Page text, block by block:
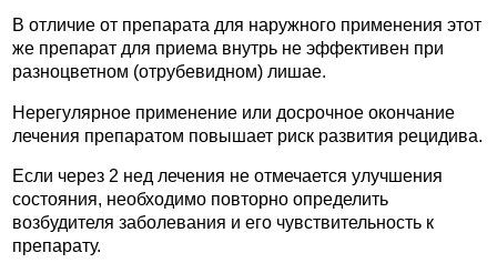
В отличие от препарата для наружного применения этот
же препарат для приема внутрь не эффективен при
разноцветном (отрубевидном) лишае.
Нерегулярное применение или досрочное окончание
лечения препаратом повышает риск развития рецидива.
Если через 2 нед лечения не отмечается улучшения
состояния, необходимо повторно определить
возбудителя заболевания и его чувствительность к
препарату.